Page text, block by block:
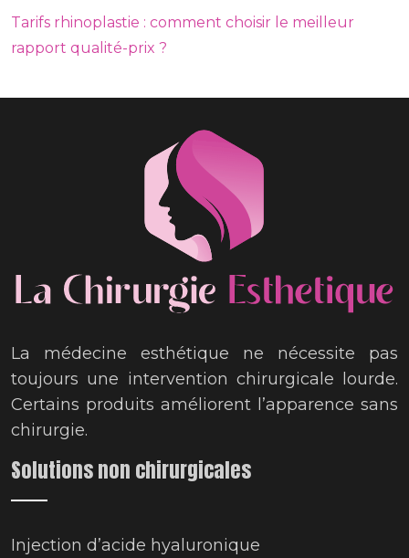
Tarifs rhinoplastie : comment choisir le meilleur
rapport qualité-prix ?
La médecine esthétique ne nécessite pas
toujours une intervention chirurgicale lourde.
Certains produits améliorent l’apparence sans
chirurgie.
Solutions non chirurgicales
Injection d’acide hyaluronique